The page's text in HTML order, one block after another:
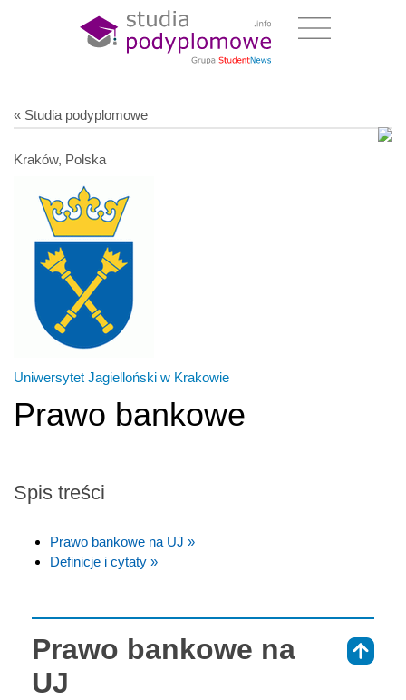
« Studia podyplomowe
Kraków, Polska
Uniwersytet Jagielloński w Krakowie
Prawo bankowe
Spis treści
Prawo bankowe na UJ »
Definicje i cytaty »
Prawo bankowe na
UJ